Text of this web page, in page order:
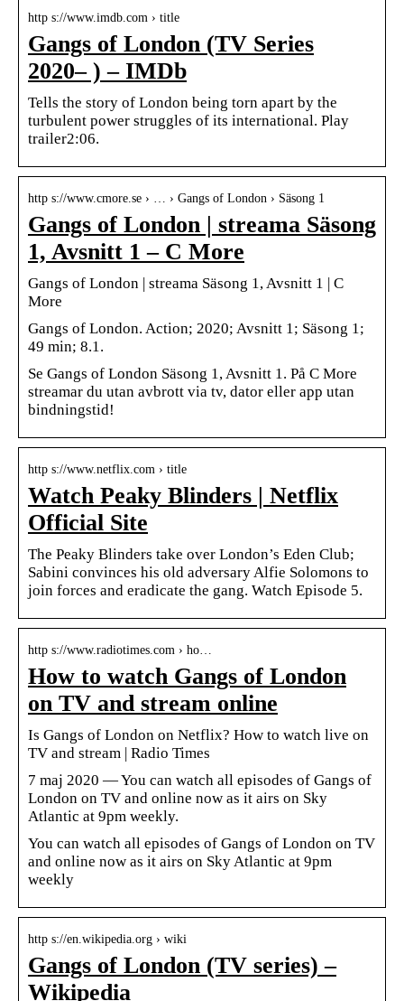
http s://www.imdb.com › title
Gangs of London (TV Series
2020– ) – IMDb
Tells the story of London being torn apart by the
turbulent power struggles of its international. Play
trailer2:06.
http s://www.cmore.se › … › Gangs of London › Säsong 1
Gangs of London | streama Säsong
1, Avsnitt 1 – C More
Gangs of London | streama Säsong 1, Avsnitt 1 | C
More
Gangs of London. Action; 2020; Avsnitt 1; Säsong 1;
49 min; 8.1.
Se Gangs of London Säsong 1, Avsnitt 1. På C More
streamar du utan avbrott via tv, dator eller app utan
bindningstid!
http s://www.netflix.com › title
Watch Peaky Blinders | Netflix
Official Site
The Peaky Blinders take over London’s Eden Club;
Sabini convinces his old adversary Alfie Solomons to
join forces and eradicate the gang. Watch Episode 5.
http s://www.radiotimes.com › ho…
How to watch Gangs of London
on TV and stream online
Is Gangs of London on Netflix? How to watch live on
TV and stream | Radio Times
7 maj 2020 — You can watch all episodes of Gangs of
London on TV and online now as it airs on Sky
Atlantic at 9pm weekly.
You can watch all episodes of Gangs of London on TV
and online now as it airs on Sky Atlantic at 9pm
weekly
http s://en.wikipedia.org › wiki
Gangs of London (TV series) –
Wikipedia